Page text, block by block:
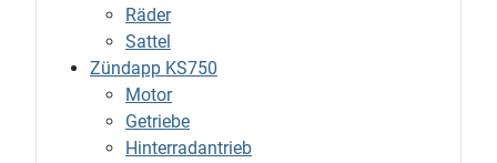
Räder
Sattel
Zündapp KS750
Motor
Getriebe
Hinterradantrieb